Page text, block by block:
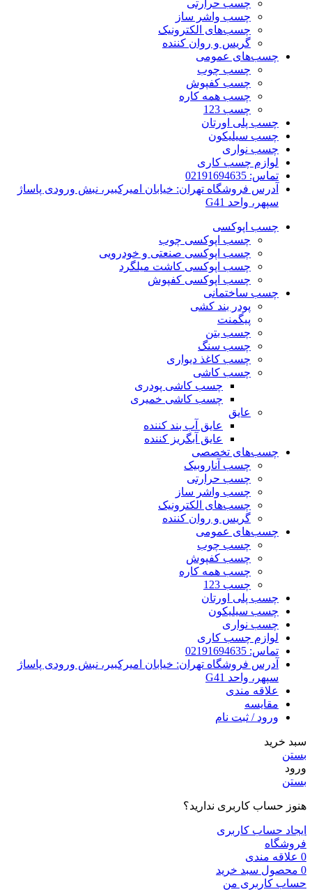
چسب حرارتی
چسب واشر ساز
چسب‌های الکترونیک
گریس و روان کننده
چسب‌های عمومی
چسب چوب
چسب کفپوش
چسب همه کاره
چسب 123
چسب پلی اورتان
چسب سیلیکون
چسب نواری
لوازم چسب کاری
تماس: 02191694635
آدرس فروشگاه تهران: خیابان امیرکبیر، نبش ورودی پاساژ
سپهر، واحد G41
چسب اپوکسی
چسب اپوکسی چوب
چسب اپوکسی صنعتی و خودرویی
چسب اپوکسی کاشت میلگرد
چسب اپوکسی کفپوش
چسب ساختمانی
پودر بند کشی
پیگمنت
چسب بتن
چسب سنگ
چسب کاغذ دیواری
چسب کاشی
چسب کاشی پودری
چسب کاشی خمیری
عایق
عایق آب بند کننده
عایق آبگریز کننده
چسب‌های تخصصی
چسب آناروبیک
چسب حرارتی
چسب واشر ساز
چسب‌های الکترونیک
گریس و روان کننده
چسب‌های عمومی
چسب چوب
چسب کفپوش
چسب همه کاره
چسب 123
چسب پلی اورتان
چسب سیلیکون
چسب نواری
لوازم چسب کاری
تماس: 02191694635
آدرس فروشگاه تهران: خیابان امیرکبیر، نبش ورودی پاساژ
سپهر، واحد G41
علاقه مندی
مقایسه
ورود / ثبت نام
سبد خرید
بستن
ورود
بستن
هنوز حساب کاربری ندارید؟
ایجاد حساب کاربری
فروشگاه
0 علاقه مندی
0 محصول سبد خرید
حساب کاربری من